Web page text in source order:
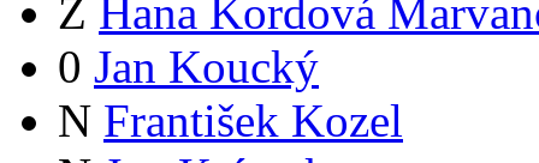
Z Hana Kordová
0 Jan Koucký
N František Kozel